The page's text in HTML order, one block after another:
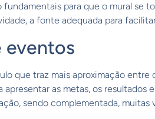
fundamentais para que o mural se
a fonte adequada para
eventos
que traz mais aproximação entre
apresentar as metas, os resultados
sendo complementada,